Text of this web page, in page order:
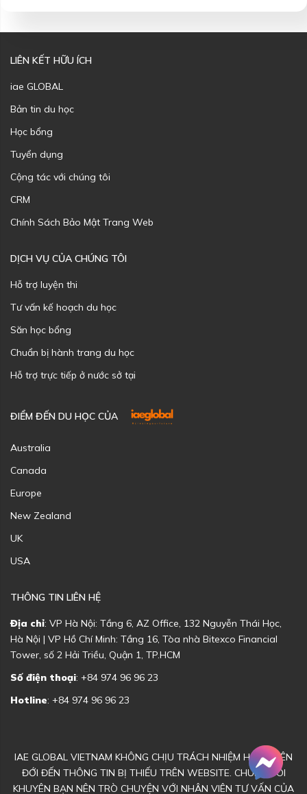
LIÊN KẾT HỮU ÍCH
iae GLOBAL
Bản tin du học
Học bổng
Tuyển dụng
Cộng tác với chúng tôi
CRM
Chính Sách Bảo Mật Trang Web
DỊCH VỤ CỦA CHÚNG TÔI
Hỗ trợ luyện thi
Tư vấn kế hoạch du học
Săn học bổng
Chuẩn bị hành trang du học
Hỗ trợ trực tiếp ở nước sở tại
ĐIỂM ĐẾN DU HỌC CỦA
Australia
Canada
Europe
New Zealand
UK
USA
THÔNG TIN LIÊN HỆ
Địa chỉ: VP Hà Nội: Tầng 6, AZ Office, 132 Nguyễn Thái Học,
Hà Nội | VP Hồ Chí Minh: Tầng 16, Tòa nhà Bitexco Financial
Tower, số 2 Hải Triều, Quận 1, TP.HCM
Số điện thoại: +84 974 96 96 23
Hotline: +84 974 96 96 23
IAE GLOBAL VIETNAM KHÔNG CHỊU TRÁCH NHIỆM HOẶC LIÊN
ĐỚI ĐẾN THÔNG TIN BỊ THIẾU TRÊN WEBSITE. CHÚNG TÔI
KHUYÊN BẠN NÊN TRÒ CHUYỆN VỚI NHÂN VIÊN TƯ VẤN CỦA